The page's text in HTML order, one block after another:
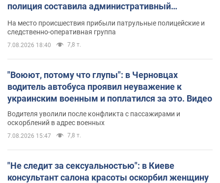
полиция составила административный
На место происшествия прибыли патрульные полицейские и
следственно-оперативная группа
7.08.2026 18:40 7,8 т.
"Воюют, потому что глупы": в Черновцах
водитель автобуса проявил неуважение к
украинским военным и поплатился за это. Видео
Водителя уволили после конфликта с пассажирами и
оскорблений в адрес военных
7.08.2026 15:47 7,8 т.
"Не следит за сексуальностью": в Киеве
консультант салона красоты оскорбил женщину